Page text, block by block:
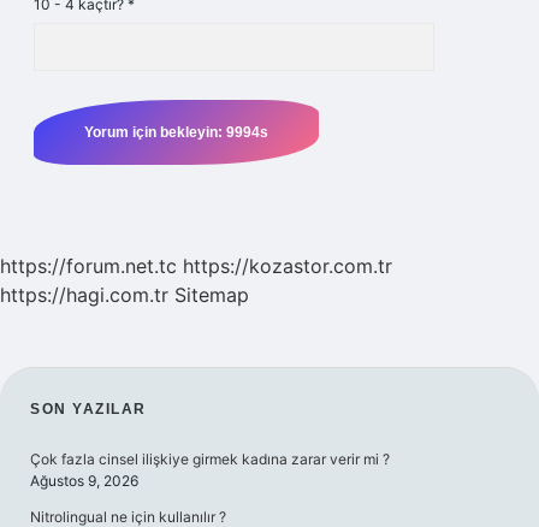
10 - 4 kaçtır? *
https://forum.net.tc https://kozastor.com.tr
https://hagi.com.tr Sitemap
SIDEBAR
SON YAZILAR
Çok fazla cinsel ilişkiye girmek kadına zarar verir mi ?
Ağustos 9, 2026
Nitrolingual ne için kullanılır ?